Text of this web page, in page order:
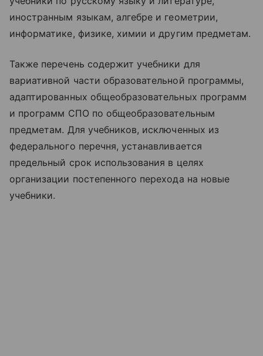
иностранным языкам, алгебре и геометрии,
информатике, физике, химии и другим предметам.
Также перечень содержит учебники для
вариативной части образовательной программы,
адаптированных общеобразовательных программ
и программ СПО по общеобразовательным
предметам. Для учебников, исключенных из
федерального перечня, устанавливается
предельный срок использования в целях
организации постепенного перехода на новые
учебники.